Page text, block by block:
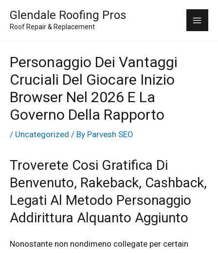
Glendale Roofing Pros
Roof Repair & Replacement
Personaggio Dei Vantaggi
Cruciali Del Giocare Inizio
Browser Nel 2026 E La
Governo Della Rapporto
/ Uncategorized / By Parvesh SEO
Troverete Cosi Gratifica Di
Benvenuto, Rakeback, Cashback,
Legati Al Metodo Personaggio
Addirittura Alquanto Aggiunto
Nonostante non nondimeno collegate per certain